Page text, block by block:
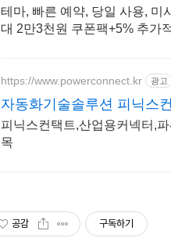
테마, 빠른 예약, 당일 사용, 미
대 2만3천원 쿠폰팩+5% 추가
https://www.powerconnect.kr 광고
자동화기술솔루션 피닉스
피닉스컨택트,산업용커넥터,
목
공감 구독하기